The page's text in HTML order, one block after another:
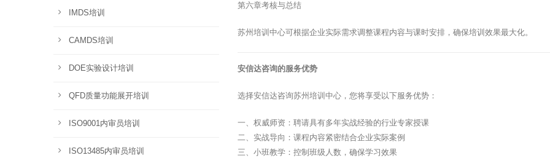
第六章考核与总结
苏州培训中心可根据企业实际需求调整课程内容与课时安排，确保培训效果最大化。
安信达咨询的服务优势
选择安信达咨询苏州培训中心，您将享受以下服务优势：
一、权威师资：聘请具有多年实战经验的行业专家授课
二、实战导向：课程内容紧密结合企业实际案例
三、小班教学：控制班级人数，确保学习效果
IMDS培训
CAMDS培训
DOE实验设计培训
QFD质量功能展开培训
ISO9001内审员培训
ISO13485内审员培训